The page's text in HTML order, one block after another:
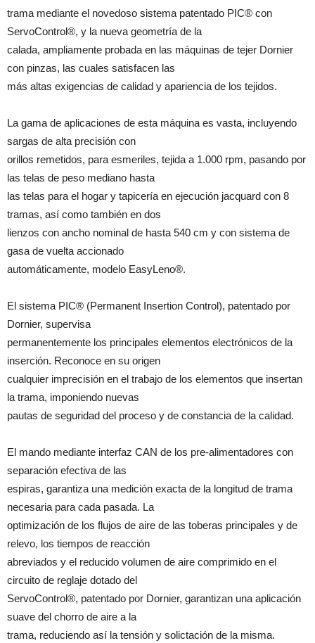
trama mediante el novedoso sistema patentado PIC® con
ServoControl®, y la nueva geometría de la
calada, ampliamente probada en las máquinas de tejer Dornier
con pinzas, las cuales satisfacen las
más altas exigencias de calidad y apariencia de los tejidos.
La gama de aplicaciones de esta máquina es vasta, incluyendo
sargas de alta precisión con
orillos remetidos, para esmeriles, tejida a 1.000 rpm, pasando por
las telas de peso mediano hasta
las telas para el hogar y tapicería en ejecución jacquard con 8
tramas, así como también en dos
lienzos con ancho nominal de hasta 540 cm y con sistema de
gasa de vuelta accionado
automáticamente, modelo EasyLeno®.
El sistema PIC® (Permanent Insertion Control), patentado por
Dornier, supervisa
permanentemente los principales elementos electrónicos de la
inserción. Reconoce en su origen
cualquier imprecisión en el trabajo de los elementos que insertan
la trama, imponiendo nuevas
pautas de seguridad del proceso y de constancia de la calidad.
El mando mediante interfaz CAN de los pre-alimentadores con
separación efectiva de las
espiras, garantiza una medición exacta de la longitud de trama
necesaria para cada pasada. La
optimización de los flujos de aire de las toberas principales y de
relevo, los tiempos de reacción
abreviados y el reducido volumen de aire comprimido en el
circuito de reglaje dotado del
ServoControl®, patentado por Dornier, garantizan una aplicación
suave del chorro de aire a la
trama, reduciendo así la tensión y solictación de la misma.